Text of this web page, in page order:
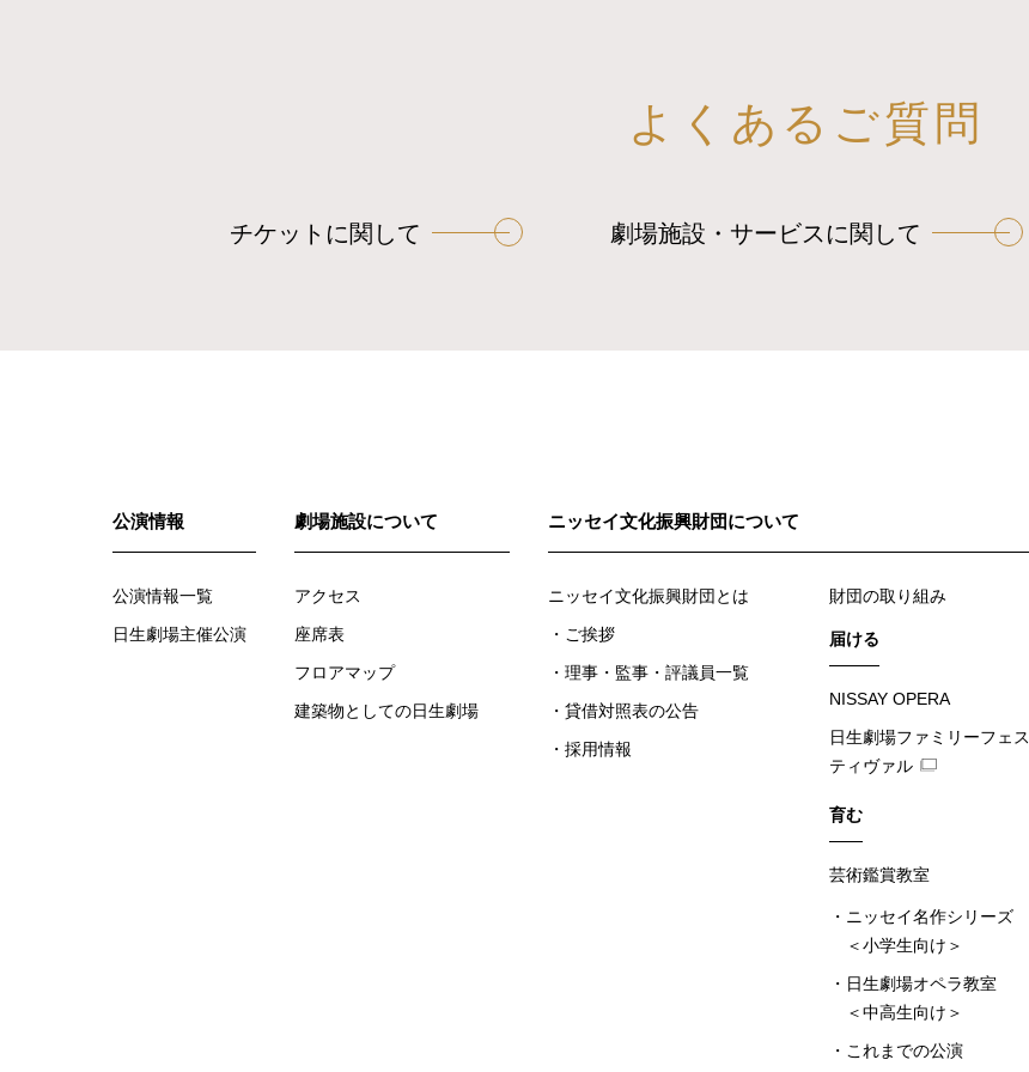
よくあるご質問
チケットに関して 劇場施設・サービスに関して
公演情報
公演情報一覧
日生劇場主催公演
劇場施設について
アクセス
座席表
フロアマップ
建築物としての日生劇場
ニッセイ文化振興財団について
ニッセイ文化振興財団とは
ご挨拶
理事・監事・評議員一覧
貸借対照表の公告
採用情報
財団の取り組み
届ける
NISSAY OPERA
日生劇場ファミリーフェス
ティヴァル
育む
芸術鑑賞教室
ニッセイ名作シリーズ
＜小学生向け＞
日生劇場オペラ教室
＜中高生向け＞
これまでの公演